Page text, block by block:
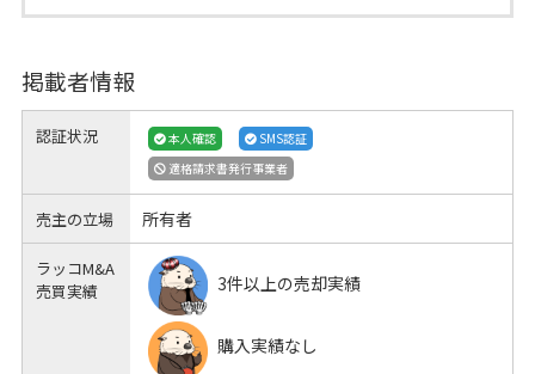
掲載者情報
認証状況 本人確認
SMS認証
適格請求書発行事業者
売主の立場 所有者
ラッコM&A
売買実績
3件以上の売却実績
購入実績なし